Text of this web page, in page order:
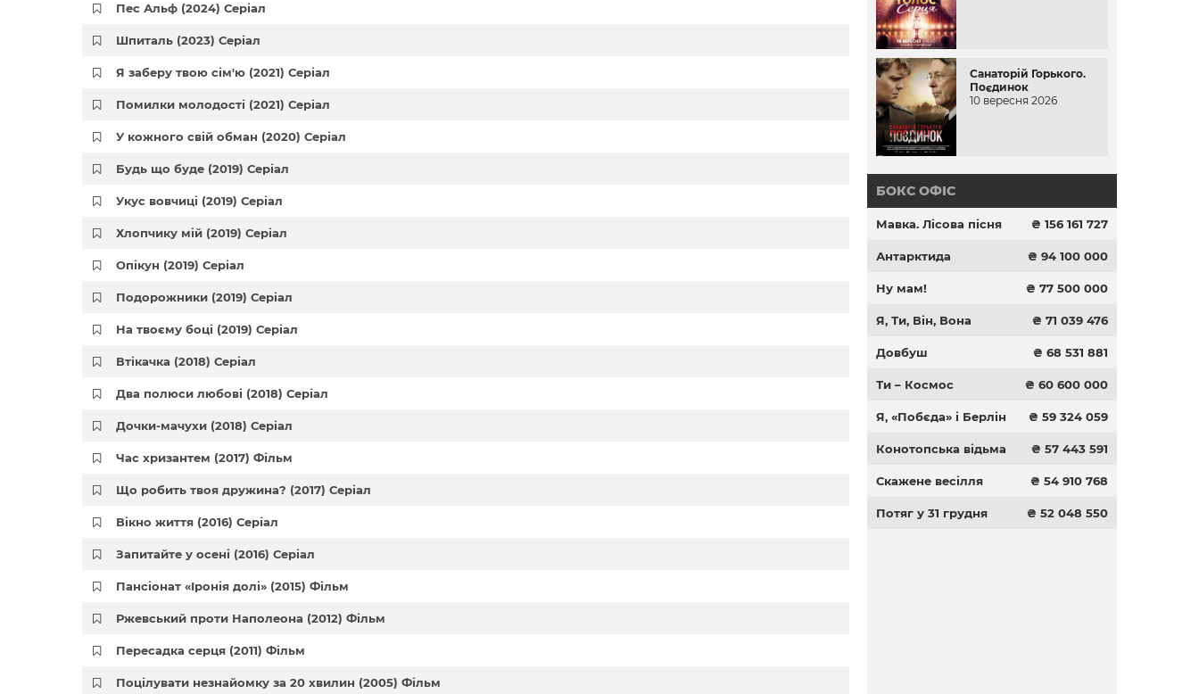
Пес Альф (2024) Серіал
Шпиталь (2023) Серіал
Я заберу твою сім'ю (2021) Серіал
Помилки молодості (2021) Серіал
У кожного свій обман (2020) Серіал
Будь що буде (2019) Серіал
Укус вовчиці (2019) Серіал
Хлопчику мій (2019) Серіал
Опікун (2019) Серіал
Подорожники (2019) Серіал
На твоєму боці (2019) Серіал
Втікачка (2018) Серіал
Два полюси любові (2018) Серіал
Дочки-мачухи (2018) Серіал
Час хризантем (2017) Фільм
Що робить твоя дружина? (2017) Серіал
Вікно життя (2016) Серіал
Запитайте у осені (2016) Серіал
Пансіонат «Іронія долі» (2015) Фільм
Ржевський проти Наполеона (2012) Фільм
Пересадка серця (2011) Фільм
Поцілувати незнайомку за 20 хвилин (2005) Фільм
Санаторій Горького.
Поєдинок
10 вересня 2026
БОКС ОФІС
Мавка. Лісова пісня ₴ 156 161 727
Антарктида ₴ 94 100 000
Ну мам! ₴ 77 500 000
Я, Ти, Він, Вона ₴ 71 039 476
Довбуш ₴ 68 531 881
Ти – Космос ₴ 60 600 000
Я, «Побєда» і Берлін ₴ 59 324 059
Конотопська відьма ₴ 57 443 591
Скажене весілля ₴ 54 910 768
Потяг у 31 грудня ₴ 52 048 550